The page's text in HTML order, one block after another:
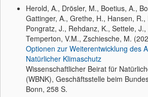
Herold, A., Drösler, M., Boetius, A.,
Gattinger, A., Grethe, H., Hansen, R.,
Pongratz, J., Rehdanz, K., Settele,
Temperton, V.M., Zschiesche, M.
Optionen zur Weiterentwicklung des
Natürlicher Klimaschutz
Wissenschaftlicher Beirat für
(WBNK), Geschäftsstelle beim
Bonn, 258 S.